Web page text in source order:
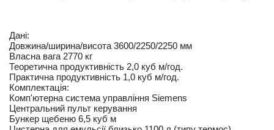
Дані:
Довжина/ширина/висота 3600/2250/2250 мм
Власна вага 2770 кг
Теоретична продуктивність 2,0 куб м/год.
Практична продуктивність 1,0 куб м/год.
Комплектація:
Комп'ютерна система управління Siemens
Центральний пульт керування
Бункер щебеню 6,5 куб м